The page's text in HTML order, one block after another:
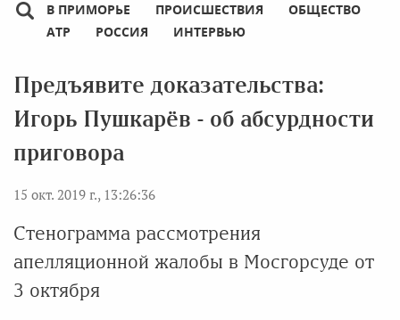
В ПРИМОРЬЕ ПРОИСШЕСТВИЯ
ОБЩЕСТВО
АТР
РОССИЯ ИНТЕРВЬЮ
Предъявите доказательства:
Игорь Пушкарёв - об абсурдности
приговора
15 окт. 2019 г., 13:26:36
Стенограмма рассмотрения
апелляционной жалобы в Мосгорсуде от
3 октября